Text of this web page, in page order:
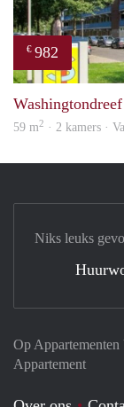
€ 982
Washingtondreef
59 m2 · 2 kamers ·
Op
Appartement
Niks leuks